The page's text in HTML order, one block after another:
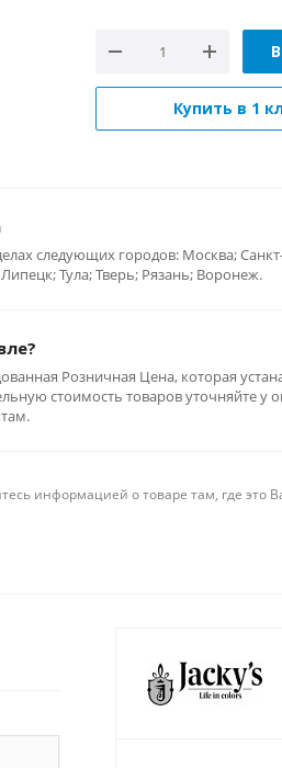
Купить в 1
следующих городов: Москва;
Тула; Тверь; Рязань; Воронеж.
Розничная Цена, которая
стоимость товаров уточняйте у
информацией о товаре там, где это